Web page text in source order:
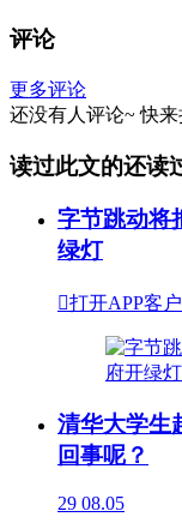
评论
更多评论
还没有人评论~ 快来
读过此文的还读
字节跳动将
绿灯
打开APP客
清华大学生
回事呢？
29 08.05